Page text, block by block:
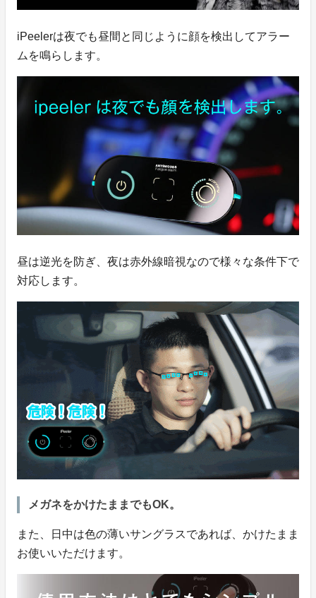
iPeelerは夜でも昼間と同じように顔を検出してアラー
ムを鳴らします。
昼は逆光を防ぎ、夜は赤外線暗視なので様々な条件下で
対応します。
メガネをかけたままでもOK。
また、日中は色の薄いサングラスであれば、かけたまま
お使いいただけます。